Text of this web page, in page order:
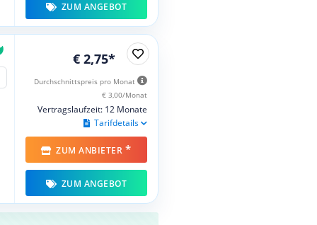
ZUM ANGEBOT
€ 2,75*
Durchschnittspreis pro Monat
€ 3,00/Monat
Vertragslaufzeit: 12 Monate
Tarifdetails
ZUM ANBIETER *
ZUM ANGEBOT